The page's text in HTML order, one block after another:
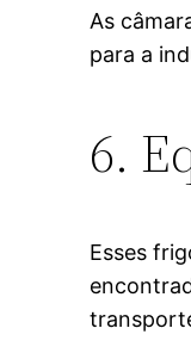
As
para a
6.
Esses